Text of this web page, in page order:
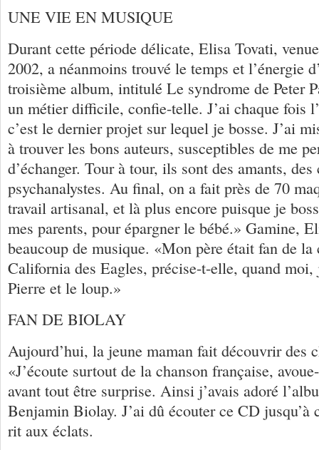
UNE VIE EN MUSIQUE
Durant cette période délicate, Elisa Tovati,
2002, a néanmoins trouvé le temps et l’énergie
troisième album, intitulé Le syndrome de Peter
un métier difficile, confie-telle. J’ai chaque fois
c’est le dernier projet sur lequel je bosse. J’ai
à trouver les bons auteurs, susceptibles de me
d’échanger. Tour à tour, ils sont des amants,
psychanalystes. Au final, on a fait près de 70
travail artisanal, et là plus encore puisque je
mes parents, pour épargner le bébé.» Gamine,
beaucoup de musique. «Mon père était fan de la
California des Eagles, précise-t-elle, quand moi,
Pierre et le loup.»
FAN DE BIOLAY
Aujourd’hui, la jeune maman fait découvrir des
«J’écoute surtout de la chanson française,
avant tout être surprise. Ainsi j’avais adoré
Benjamin Biolay. J’ai dû écouter ce CD jusqu’à
rit aux éclats.